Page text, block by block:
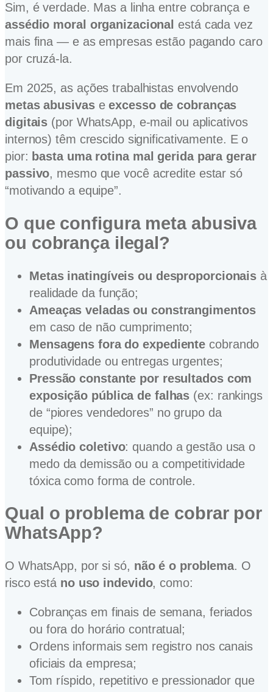
Sim, é verdade. Mas a linha entre cobrança e
assédio moral organizacional está cada vez
mais fina — e as empresas estão pagando caro
por cruzá-la.
Em 2025, as ações trabalhistas envolvendo
metas abusivaseexcesso de cobranças
digitais (por WhatsApp, e-mail ou aplicativos
internos) têm crescido significativamente. E o
pior: basta uma rotina mal gerida para gerar
passivo, mesmo que você acredite estar só
“motivando a equipe”.
O que configura meta abusiva
ou cobrança ilegal?
Metas inatingíveis ou desproporcionais à
realidade da função;
Ameaças veladas ou constrangimentos
em caso de não cumprimento;
Mensagens fora do expediente cobrando
produtividade ou entregas urgentes;
Pressão constante por resultados com
exposição pública de falhas (ex: rankings
de “piores vendedores” no grupo da
equipe);
Assédio coletivo: quando a gestão usa o
medo da demissão ou a competitividade
tóxica como forma de controle.
Qual o problema de cobrar por
WhatsApp?
O WhatsApp, por si só, não é o problema. O
risco está no uso indevido, como:
Cobranças em finais de semana, feriados
ou fora do horário contratual;
Ordens informais sem registro nos canais
oficiais da empresa;
Tom ríspido, repetitivo e pressionador que